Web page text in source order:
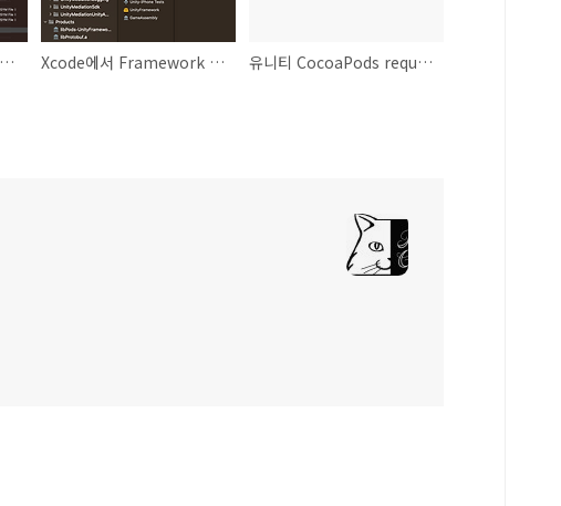
Xcode에서 does not contain bitcode. You must rebuild it with bitcode enabled 에러 문제 Xcode에서 Framework not found UnityAds 에러 해결 방법 유니티 CocoaPods requires your terminal to be using UTF-8 encoding. 에러 해결 방법